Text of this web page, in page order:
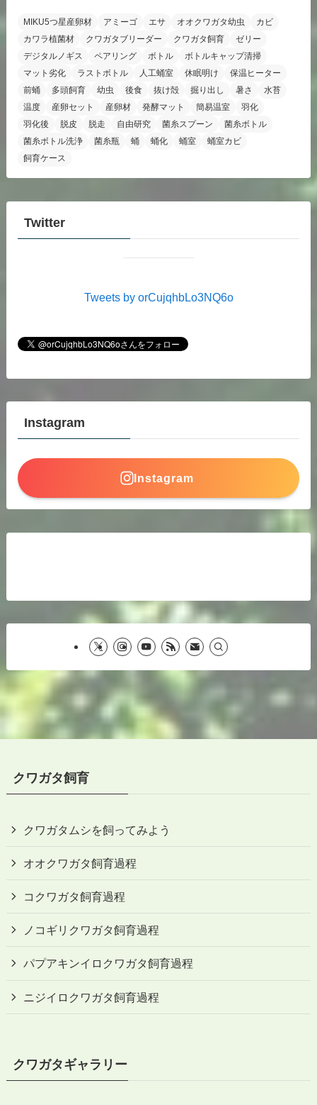
MIKU5つ星産卵材 アミーゴ エサ オオクワガタ幼虫
カビ
カワラ植菌材
クワガタブリーダー クワガタ飼育
ゼリー
デジタルノギス
ペアリング ボトル
ボトルキャップ清掃
マット劣化
ラストボトル 人工蛹室 休眠明け
保温ヒーター
前蛹
多頭飼育 幼虫 後食 抜け殻 掘り出し 暑さ
水苔
温度
産卵セット 産卵材 発酵マット 簡易温室
羽化
羽化後
脱皮 脱走 自由研究 菌糸スプーン
菌糸ボトル
菌糸ボトル洗浄
菌糸瓶 蛹 蛹化 蛹室
蛹室カビ
飼育ケース
Twitter
Tweets by orCujqhbLo3NQ6o
Instagram
Instagram
クワガタ飼育
クワガタムシを飼ってみよう
オオクワガタ飼育過程
コクワガタ飼育過程
ノコギリクワガタ飼育過程
パプアキンイロクワガタ飼育過程
ニジイロクワガタ飼育過程
クワガタギャラリー